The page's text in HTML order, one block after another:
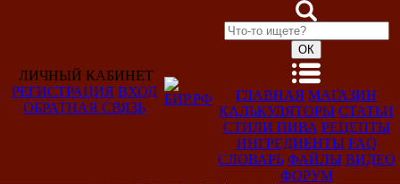
Добро
ЛИЧНЫЙ КАБИНЕТ
РЕГИСТРАЦИЯ ВХОД
ОБРАТНАЯ СВЯЗЬ
ГЛАВНАЯ МАГАЗИН
КАЛЬКУЛЯТОРЫ СТАТЬИ
СТИЛИ ПИВА РЕЦЕПТЫ
ИНГРЕДИЕНТЫ FAQ
СЛОВАРЬ ФАЙЛЫ ВИДЕО
ФОРУМ